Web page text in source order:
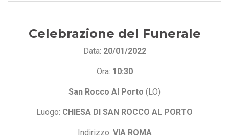
Celebrazione del Funerale
Data: 20/01/2022
Ora: 10:30
San Rocco Al Porto (LO)
Luogo: CHIESA DI SAN ROCCO AL PORTO
Indirizzo: VIA ROMA